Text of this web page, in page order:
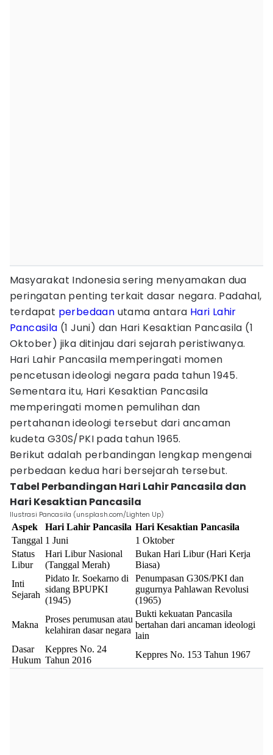
Masyarakat Indonesia sering menyamakan dua
peringatan penting terkait dasar negara. Padahal,
terdapat perbedaan utama antara Hari Lahir
Pancasila (1 Juni) dan Hari Kesaktian Pancasila (1
Oktober) jika ditinjau dari sejarah peristiwanya.
Hari Lahir Pancasila memperingati momen
pencetusan ideologi negara pada tahun 1945.
Sementara itu, Hari Kesaktian Pancasila
memperingati momen pemulihan dan
pertahanan ideologi tersebut dari ancaman
kudeta G30S/PKI pada tahun 1965.
Berikut adalah perbandingan lengkap mengenai
perbedaan kedua hari bersejarah tersebut.
Tabel Perbandingan Hari Lahir Pancasila dan
Hari Kesaktian Pancasila
Ilustrasi Pancasila (unsplash.com/Lighten Up)
Aspek Hari Lahir Pancasila Hari Kesaktian Pancasila
Tanggal 1 Juni
1 Oktober
Status
Libur
Hari Libur Nasional
(Tanggal Merah)
Bukan Hari Libur (Hari Kerja
Biasa)
Inti
Sejarah
Pidato Ir. Soekarno di
sidang BPUPKI
(1945)
Penumpasan G30S/PKI dan
gugurnya Pahlawan Revolusi
(1965)
Makna
Proses perumusan atau
kelahiran dasar negara
Bukti kekuatan Pancasila
bertahan dari ancaman ideologi
lain
Dasar
Hukum
Keppres No. 24
Tahun 2016
Keppres No. 153 Tahun 1967